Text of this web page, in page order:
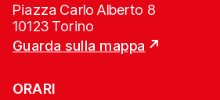
Piazza Carlo Alberto 8
10123 Torino
Guarda sulla mappa
ORARI